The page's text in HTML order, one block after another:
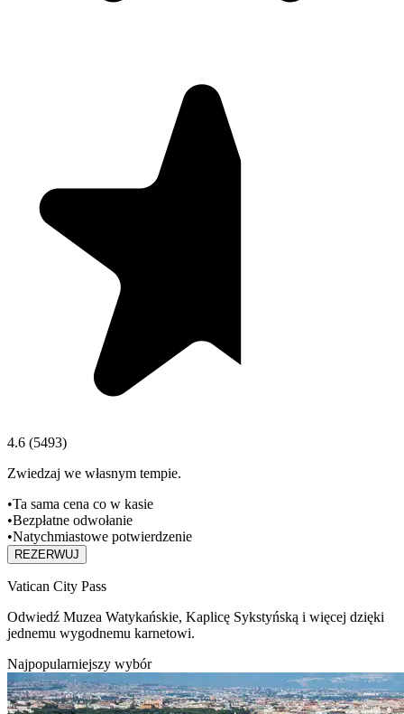
4.6 (5493)
Zwiedzaj we własnym tempie.
•Ta sama cena co w kasie
•Bezpłatne odwołanie
•Natychmiastowe potwierdzenie
REZERWUJ
Vatican City Pass
Odwiedź Muzea Watykańskie, Kaplicę Sykstyńską i więcej dzięki
jednemu wygodnemu karnetowi.
Najpopularniejszy wybór